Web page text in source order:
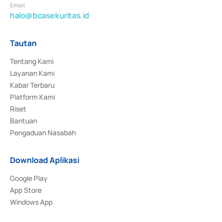
Email
halo@bcasekuritas.id
Tautan
Tentang Kami
Layanan Kami
Kabar Terbaru
Platform Kami
Riset
Bantuan
Pengaduan Nasabah
Download Aplikasi
Google Play
App Store
Windows App